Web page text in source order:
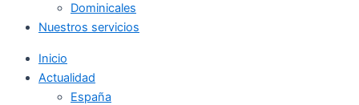
Dominicales
Nuestros servicios
Inicio
Actualidad
España